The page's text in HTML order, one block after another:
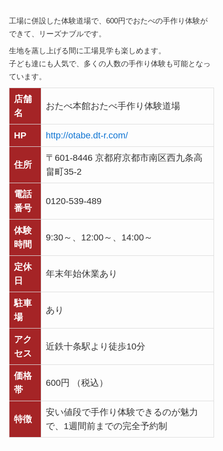
工場に併設した体験道場で、600円でおたべの手作り体験が
できて、リーズナブルです。
生地を蒸し上げる間に工場見学も楽しめます。
子ども達にも人気で、多くの人数の手作り体験も可能となっ
ています。
店舗
名
おたべ本館おたべ手作り体験道場
HP http://otabe.dt-r.com/
住所
〒601-8446 京都府京都市南区西九条高
畠町35-2
電話
番号
0120-539-489
体験
時間
9:30～、12:00～、14:00～
定休
日
年末年始休業あり
駐車
場
あり
アク
セス
近鉄十条駅より徒歩10分
価格
帯
600円 （税込）
特徴
安い値段で手作り体験できるのが魅力
で、1週間前までの完全予約制